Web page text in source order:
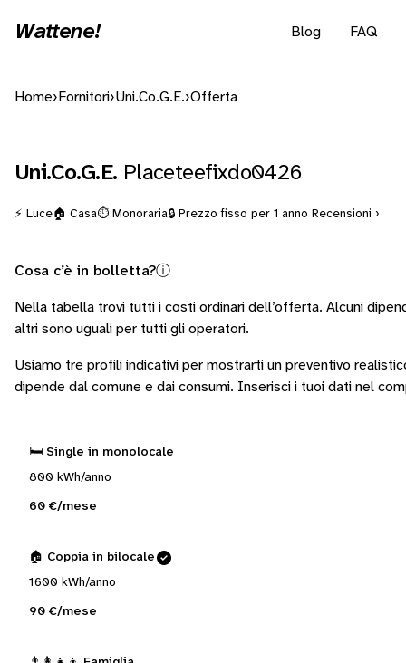
Wattene! Blog FAQ
Home› Fornitori›Uni.Co.G.E.›Offerta
Uni.Co.G.E. Placeteefixdo0426
⚡ Luce🏠 Casa⏱️ Monoraria🔒 Prezzo fisso per 1 anno Recensioni ›
Cosa c’è in bolletta?ⓘ
Nella tabella trovi tutti i costi ordinari dell’offerta. Alcuni
altri sono uguali per tutti gli operatori.
Usiamo tre profili indicativi per mostrarti un preventivo
dipende dal comune e dai consumi. Inserisci i tuoi dati nel
🛏️ Single in monolocale
800 kWh/anno
60 €/mese
🏠 Coppia in bilocale
1600 kWh/anno
90 €/mese